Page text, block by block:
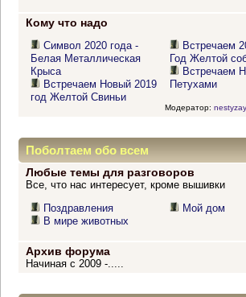
Кому что надо
Символ 2020 года -
Белая Металлическая
Крыса
Встречаем Новый 2019
год Желтой Свиньи
Встречаем
Год Желтой
Встречаем
Петухами
Модератор:
Поболтаем обо всем
Любые темы для разговоров
Все, что нас интересует, кроме вышивки
Поздравления
В мире животных
Мой дом
Архив форума
Начиная с 2009 -.....